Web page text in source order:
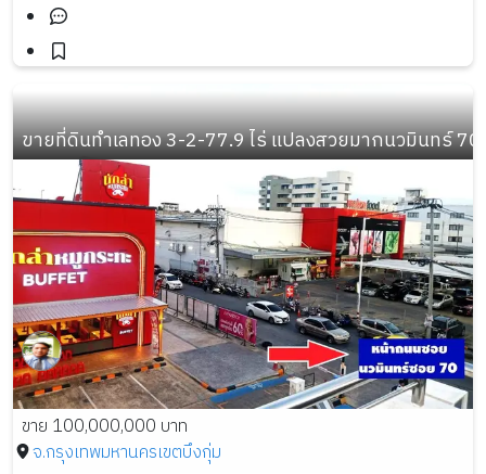
ขายที่ดินทำเลทอง 3-2-77.9 ไร่ แปลงสวยมากนวมินทร์
ขาย 100,000,000 บาท
จ.กรุงเทพมหานครเขตบึงกุ่ม